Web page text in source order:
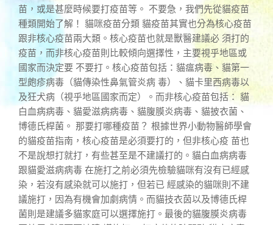
苗，或是甚麼時候要打疫苗等。 不要急，我們先從貓疫苗
種類開始了解！ 貓咪疫苗分類 貓疫苗其實也分為核心疫苗
跟非核心疫苗兩大類。核心疫苗也就是獸醫建議必 須打的
疫苗，而非核心疫苗則比較傾向選擇性，主要視乎地區或
國家而決定要 不要打。核心疫苗包括：貓瘟病毒、貓第一
型皰疹病毒（貓傳染性鼻氣管炎病 毒）、貓卡里西病毒以
及狂犬病（視乎地區國家而定）。而非核心疫苗包括： 貓
白血病病毒、貓愛滋病病毒、貓腹膜炎病毒、貓披衣菌、
博德氏桿菌。 那要打哪種疫苗？ 根據世界小動物醫師學會
的貓疫苗指南，核心疫苗是必須要打的，但非核心疫 苗也
不是說想打就打，有些甚至是不建議打的。貓白血病病毒
跟貓愛滋病病毒 在施打之前必須先檢驗貓咪有沒有已經感
染，若沒有感染就可以施打，但若已 經感染的貓咪則不建
議施打，因為有機會加劇病情。而貓技衣茵以及博德氏桿
菌則是建議多貓家庭可以選擇施打。最後的貓腹膜炎病毒